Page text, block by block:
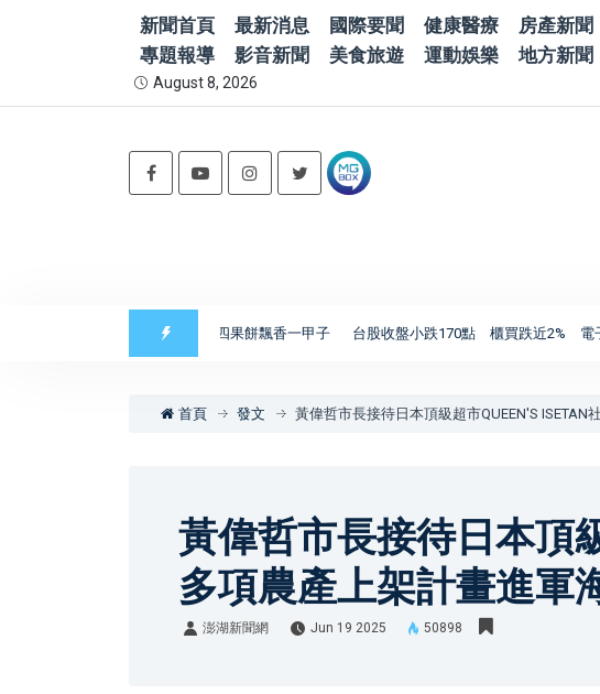
新聞首頁 最新消息 國際要聞 健康醫療 房產新聞
專題報導
影音新聞 美食旅遊 運動娛樂 地方新聞
August 8, 2026
餅舖古早味麵粉酥、四果餅飄香一甲子 台股收盤小跌170點 櫃買跌近2% 電子股分化
首頁 發文 黃偉哲市長接待日本頂級超市QUEEN'S
黃偉哲市長接待日本頂
多項農產上架計畫進軍
澎湖新聞網 Jun 19 2025 50898